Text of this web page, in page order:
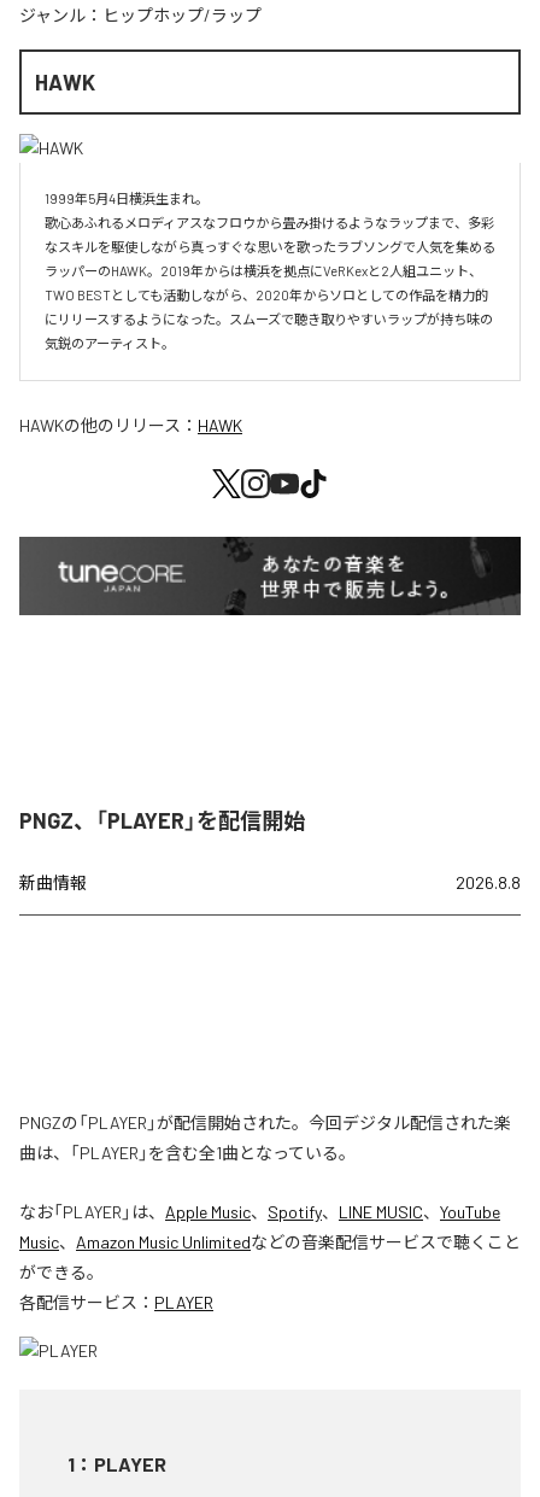
ジャンル： ヒップホップ/ラップ
HAWK
1999年5月4日横浜生まれ。
歌心あふれるメロディアスなフロウから畳み掛けるようなラップまで、多彩
なスキルを駆使しながら真っすぐな思いを歌ったラブソングで人気を集める
ラッパーのHAWK。2019年からは横浜を拠点にVeRKexと2人組ユニット、
TWO BESTとしても活動しながら、2020年からソロとしての作品を精力的
にリリースするようになった。スムーズで聴き取りやすいラップが持ち味の
気鋭のアーティスト。
HAWKの他のリリース： HAWK
PNGZ、「PLAYER」を配信開始
新曲情報 2026.8.8
PNGZの「PLAYER」が配信開始された。今回デジタル配信された楽
曲は、「PLAYER」を含む全1曲となっている。
なお「PLAYER 」は、 Apple Music、 Spotify、 LINE MUSIC、 YouTube
Music、 Amazon Music Unlimitedなどの音楽配信サービスで聴くこと
ができる。
各配信サービス： PLAYER
1 ： PLAYER